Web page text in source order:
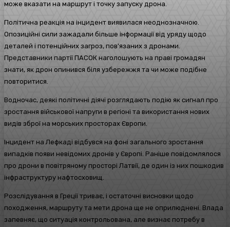
може вказати на маршрут і точку запуску дрона.
Політична реакція на інцидент виявилася неоднозначною.
Опозиційні сили зажадали більше інформації від уряду щодо
деталей і потенційних загроз, пов'язаних з дронами.
Представники партії ПАСОК наголошують на праві громадян
знати, як дрон опинився біля узбережжя та чи може подібне
повторитися.
Водночас, деякі політичні діячі розглядають подію як сигнал про
зростання військової напруги в регіоні та використання нових
видів зброї на морських просторах Європи.
Інцидент на Лефкаді відбувся на фоні загального зростання
випадків появи невідомих дронів у Європі. Раніше повідомлялося
про дрони в повітряному просторі Латвії, де один із них пошкодив
інфраструктуру нафтосховищ.
Розслідування в Греції триває, і остаточні висновки щодо
походження, маршруту та мети дрона ще не оприлюднені. Влада
запевняє, що ситуація контрольована, але визнає потребу в